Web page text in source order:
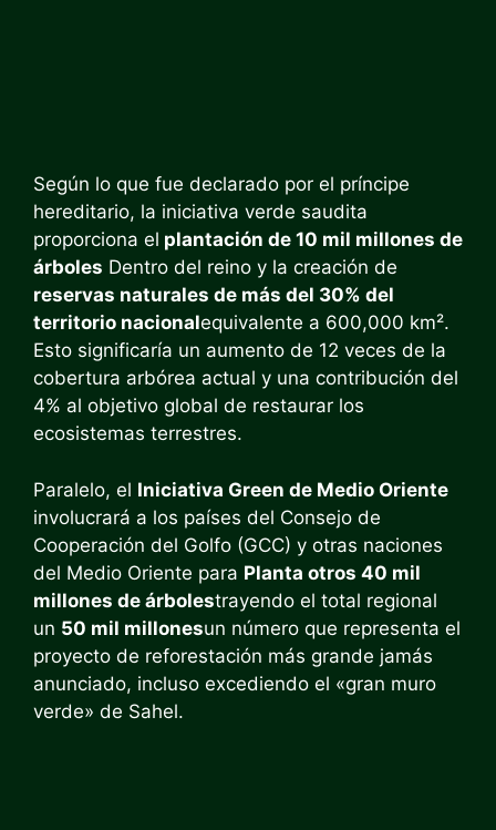
Según lo que fue declarado por el príncipe
hereditario, la iniciativa verde saudita
proporciona el plantación de 10 mil millones de
árboles Dentro del reino y la creación de
reservas naturales de más del 30% del
territorio nacionalequivalente a 600,000 km².
Esto significaría un aumento de 12 veces de la
cobertura arbórea actual y una contribución del
4% al objetivo global de restaurar los
ecosistemas terrestres.
Paralelo, el Iniciativa Green de Medio Oriente
involucrará a los países del Consejo de
Cooperación del Golfo (GCC) y otras naciones
del Medio Oriente para Planta otros 40 mil
millones de árbolestrayendo el total regional
un 50 mil millonesun número que representa el
proyecto de reforestación más grande jamás
anunciado, incluso excediendo el «gran muro
verde» de Sahel.